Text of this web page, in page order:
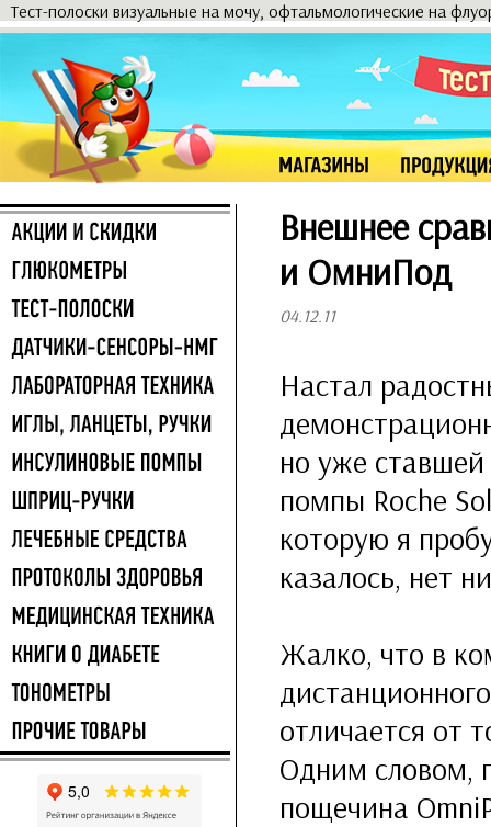
Тест-полоски визуальные на мочу, офтальмологические на
Внешнее
и ОмниПод
04.12.11
Настал
но уже
помпы Roche
которую я
казалось, нет
Жалко, что в
отличается от
Одним словом,
пощечина